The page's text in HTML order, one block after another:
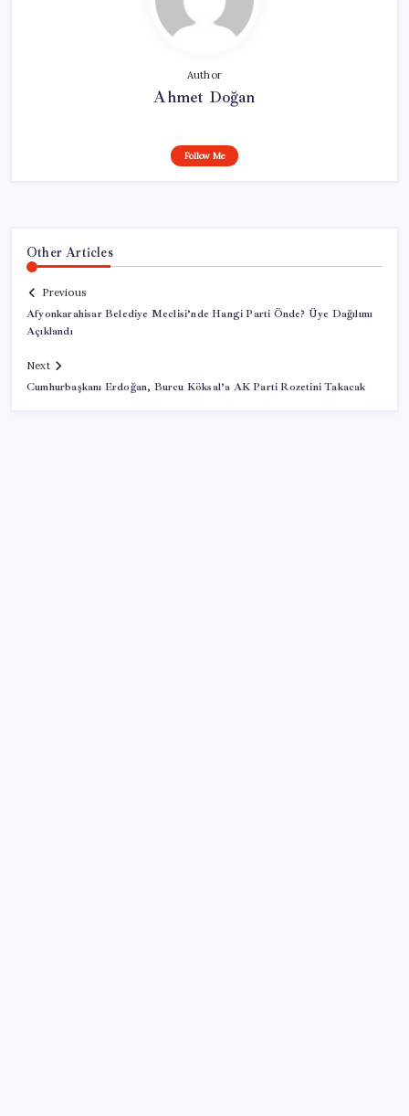
Author
Ahmet Doğan
Follow Me
Other Articles
Previous
Afyonkarahisar Belediye Meclisi’nde Hangi Parti Önde? Üye Dağılımı
Açıklandı
Next
Cumhurbaşkanı Erdoğan, Burcu Köksal’a AK Parti Rozetini Takacak